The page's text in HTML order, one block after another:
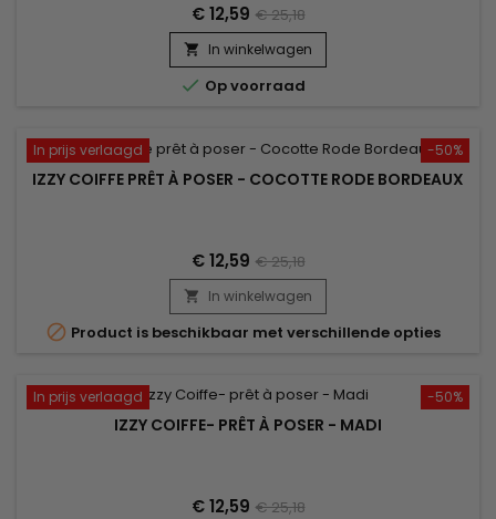
€ 12,59 € 25,18
 In winkelwagen
 Op voorraad
-50%
In prijs verlaagd
IZZY COIFFE PRÊT À POSER - COCOTTE RODE BORDEAUX
€ 12,59 € 25,18
 In winkelwagen
 Product is beschikbaar met verschillende opties
-50%
In prijs verlaagd
IZZY COIFFE- PRÊT À POSER - MADI
€ 12,59 € 25,18